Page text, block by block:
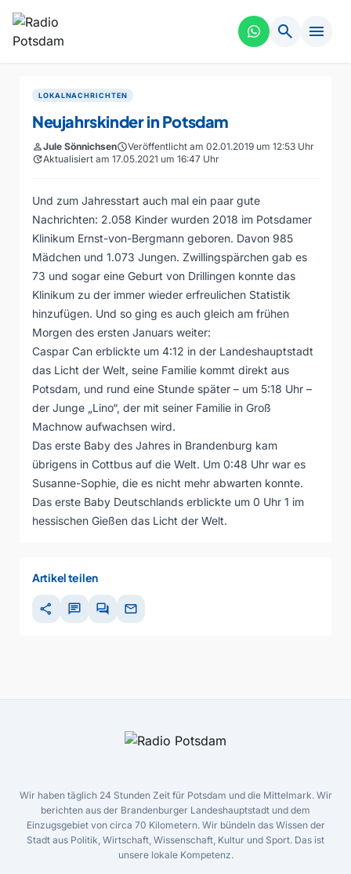
search menu
LOKALNACHRICHTEN
Neujahrskinder in Potsdam
personJule SönnichsenscheduleVeröffentlicht am 02.01.2019 um 12:53 Uhr
updateAktualisiert am 17.05.2021 um 16:47 Uhr
Und zum Jahresstart auch mal ein paar gute
Nachrichten: 2.058 Kinder wurden 2018 im Potsdamer
Klinikum Ernst-von-Bergmann geboren. Davon 985
Mädchen und 1.073 Jungen. Zwillingspärchen gab es
73 und sogar eine Geburt von Drillingen konnte das
Klinikum zu der immer wieder erfreulichen Statistik
hinzufügen. Und so ging es auch gleich am frühen
Morgen des ersten Januars weiter:
Caspar Can erblickte um 4:12 in der Landeshauptstadt
das Licht der Welt, seine Familie kommt direkt aus
Potsdam, und rund eine Stunde später – um 5:18 Uhr –
der Junge „Lino“, der mit seiner Familie in Groß
Machnow aufwachsen wird.
Das erste Baby des Jahres in Brandenburg kam
übrigens in Cottbus auf die Welt. Um 0:48 Uhr war es
Susanne-Sophie, die es nicht mehr abwarten konnte.
Das erste Baby Deutschlands erblickte um 0 Uhr 1 im
hessischen Gießen das Licht der Welt.
Artikel teilen
share chat forum mail
Wir haben täglich 24 Stunden Zeit für Potsdam und die Mittelmark. Wir
berichten aus der Brandenburger Landeshauptstadt und dem
Einzugsgebiet von circa 70 Kilometern. Wir bündeln das Wissen der
Stadt aus Politik, Wirtschaft, Wissenschaft, Kultur und Sport. Das ist
unsere lokale Kompetenz.